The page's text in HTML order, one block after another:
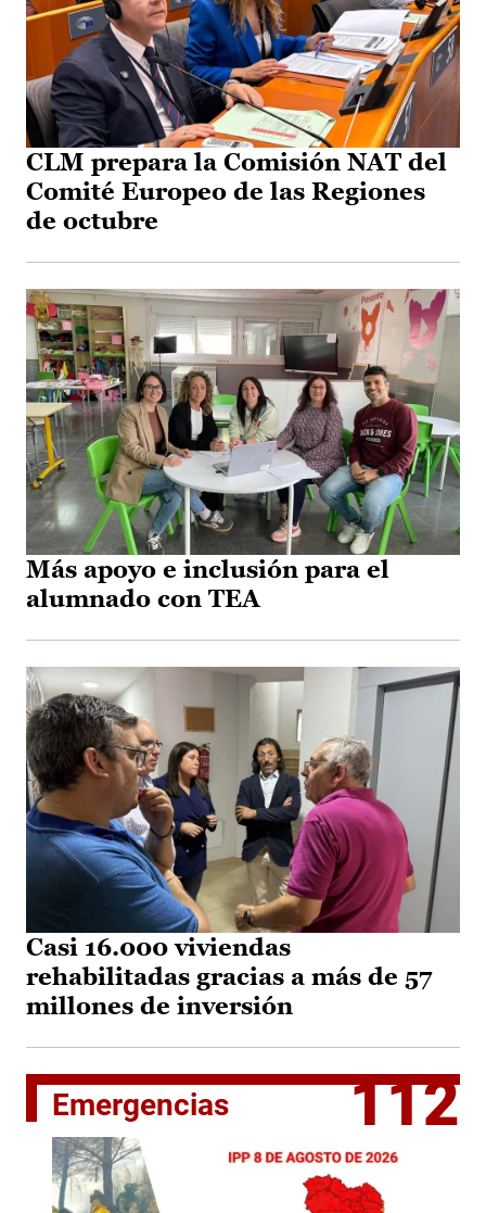
CLM prepara la Comisión NAT del
Comité Europeo de las Regiones
de octubre
Más apoyo e inclusión para el
alumnado con TEA
Casi 16.000 viviendas
rehabilitadas gracias a más de 57
millones de inversión
Emergencias 112